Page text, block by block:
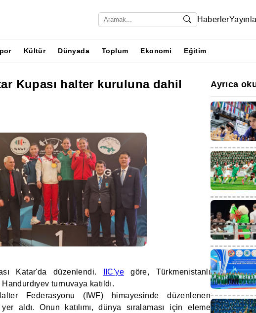
Haberler
Kültür Dünyada Toplum Ekonomi Eğitim
Kupası halter kuruluna dahil
Katar'da düzenlendi. IIC'ye göre, Türkmenistanlı
turnuvaya katıldı.
Federasyonu (IWF) himayesinde düzenlenen
aldı. Onun katılımı, dünya sıralaması için eleme
Ayrıca